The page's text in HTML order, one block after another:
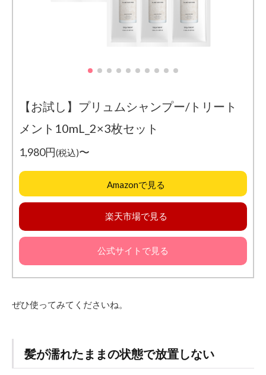
【お試し】プリュムシャンプー/トリート
メント10mL_2×3枚セット
1,980円(税込)〜
Amazonで見る
楽天市場で見る
公式サイトで見る
ぜひ使ってみてくださいね。
髪が濡れたままの状態で放置しない